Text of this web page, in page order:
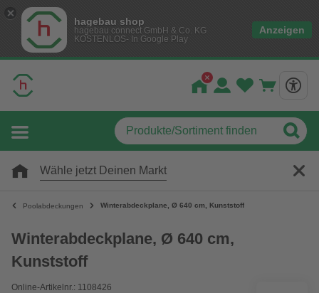
hagebau shop
hagebau connect GmbH & Co. KG
KOSTENLOS- In Google Play
Anzeigen
Wähle jetzt Deinen Markt
Poolabdeckungen Winterabdeckplane, Ø 640 cm, Kunststoff
Winterabdeckplane, Ø 640 cm,
Kunststoff
Online-Artikelnr.: 1108426